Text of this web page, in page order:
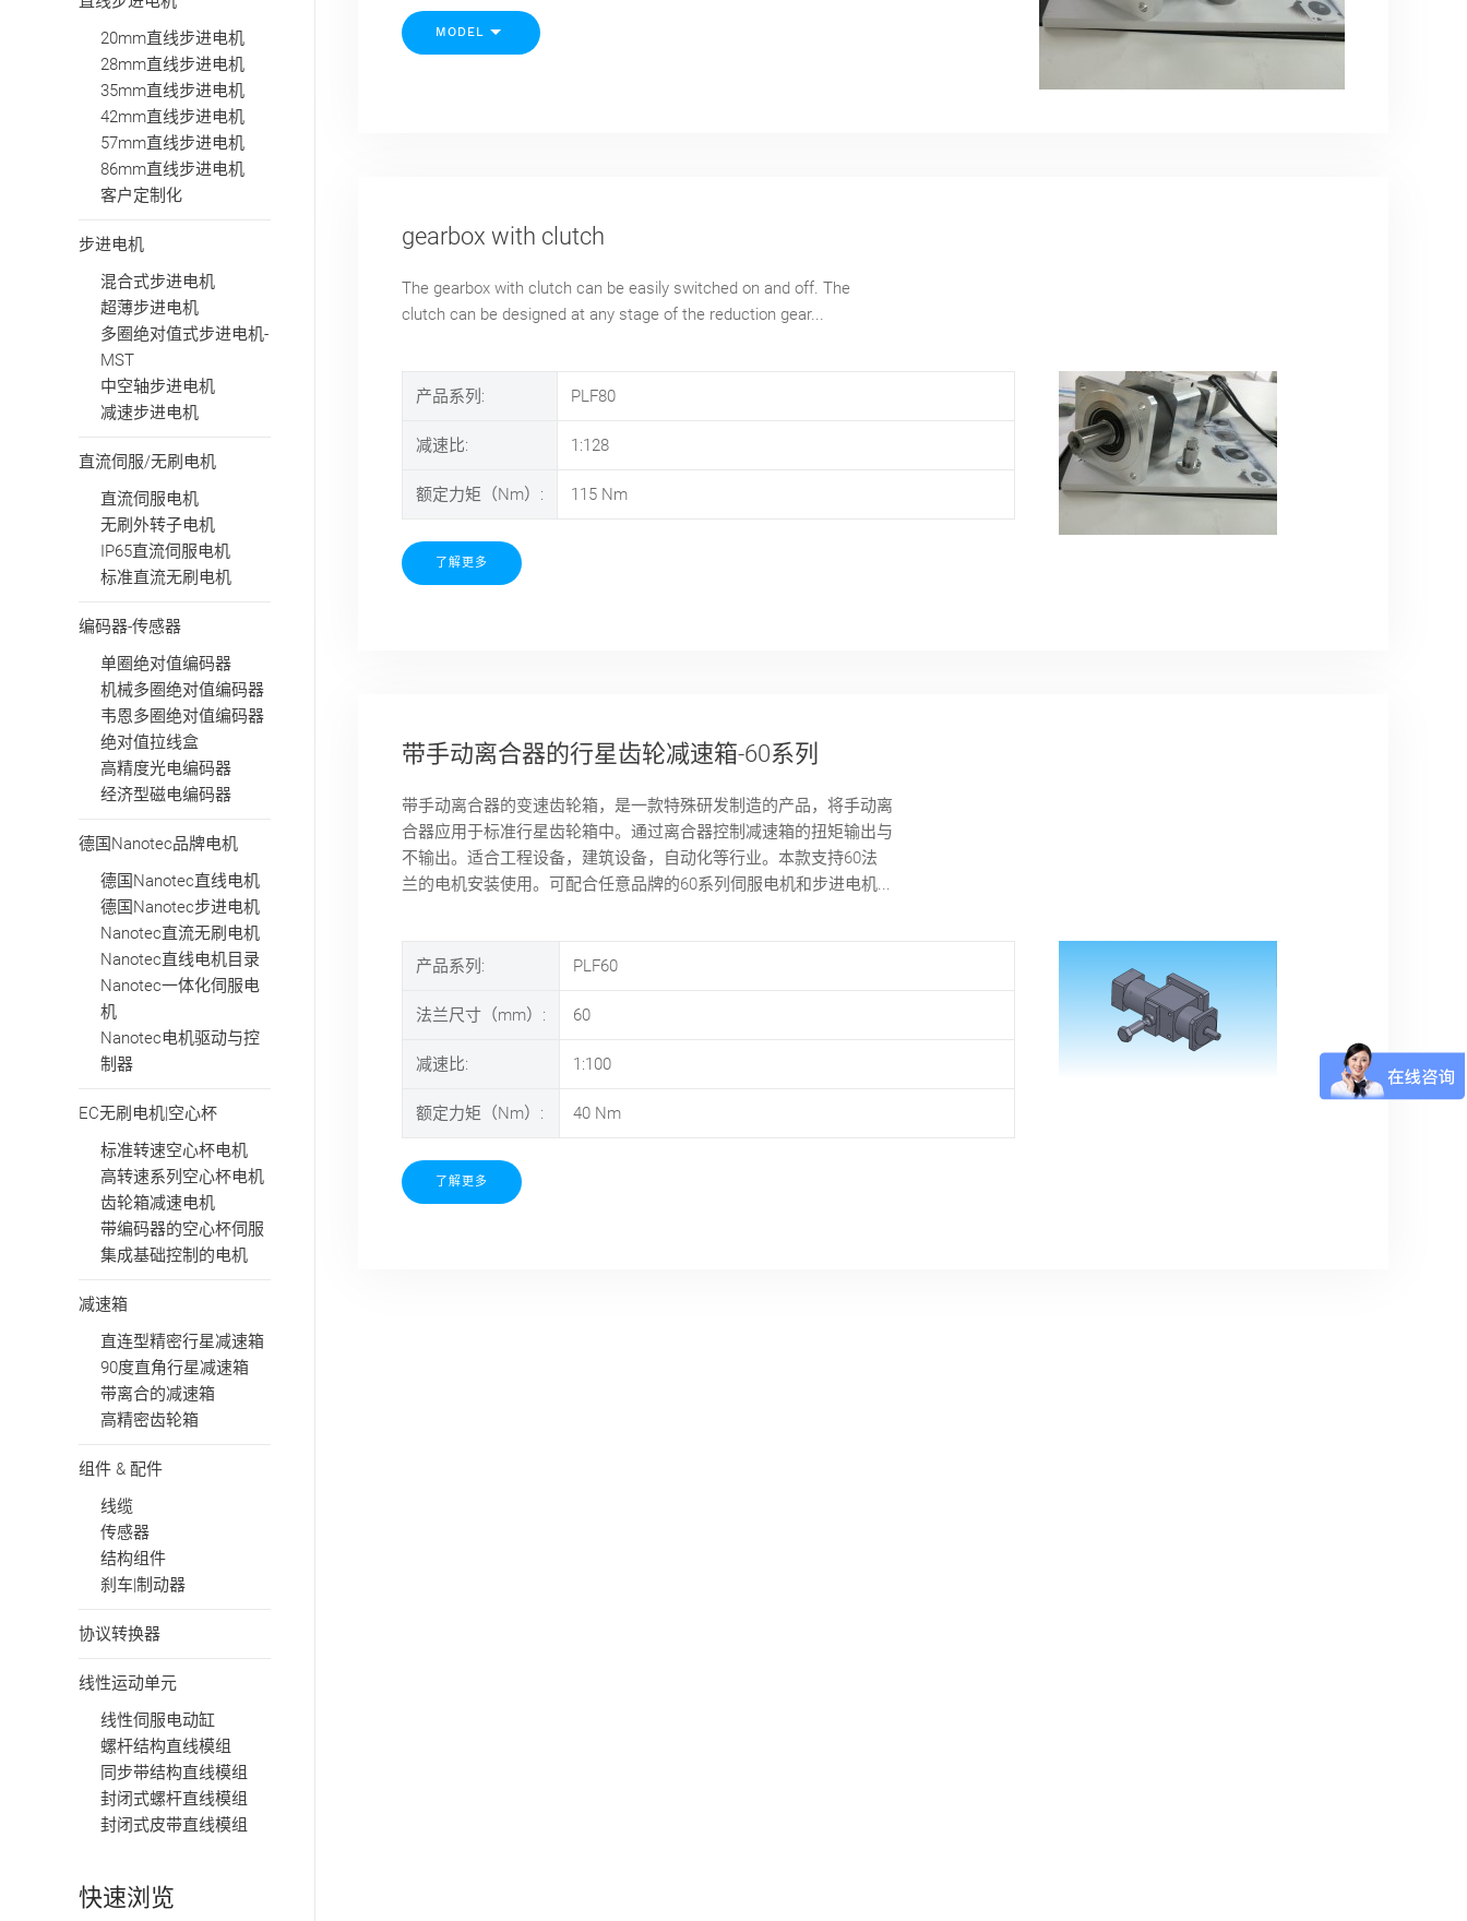
MODEL
gearbox with clutch
The gearbox with clutch can be easily switched on and off. The
clutch can be designed at any stage of the reduction gear...
产品系列: PLF80
减速比: 1:128
额定力矩（Nm）: 115 Nm
了解更多
带手动离合器的行星齿轮减速箱-60系列
带手动离合器的变速齿轮箱，是一款特殊研发制造的产品，将手动离
合器应用于标准行星齿轮箱中。通过离合器控制减速箱的扭矩输出与
不输出。适合工程设备，建筑设备，自动化等行业。本款支持60法
兰的电机安装使用。可配合任意品牌的60系列伺服电机和步进电机...
产品系列: PLF60
法兰尺寸（mm）: 60
减速比: 1:100
额定力矩（Nm）: 40 Nm
了解更多
20mm直线步进电机
28mm直线步进电机
35mm直线步进电机
42mm直线步进电机
57mm直线步进电机
86mm直线步进电机
客户定制化
步进电机
混合式步进电机
超薄步进电机
多圈绝对值式步进电机-
MST
中空轴步进电机
减速步进电机
直流伺服/无刷电机
直流伺服电机
无刷外转子电机
IP65直流伺服电机
标准直流无刷电机
编码器-传感器
单圈绝对值编码器
机械多圈绝对值编码器
韦恩多圈绝对值编码器
绝对值拉线盒
高精度光电编码器
经济型磁电编码器
德国Nanotec品牌电机
德国Nanotec直线电机
德国Nanotec步进电机
Nanotec直流无刷电机
Nanotec直线电机目录
Nanotec一体化伺服电
机
Nanotec电机驱动与控
制器
EC无刷电机|空心杯
标准转速空心杯电机
高转速系列空心杯电机
齿轮箱减速电机
带编码器的空心杯伺服
集成基础控制的电机
减速箱
直连型精密行星减速箱
90度直角行星减速箱
带离合的减速箱
高精密齿轮箱
组件 & 配件
线缆
传感器
结构组件
刹车|制动器
协议转换器
线性运动单元
线性伺服电动缸
螺杆结构直线模组
同步带结构直线模组
封闭式螺杆直线模组
封闭式皮带直线模组
快速浏览